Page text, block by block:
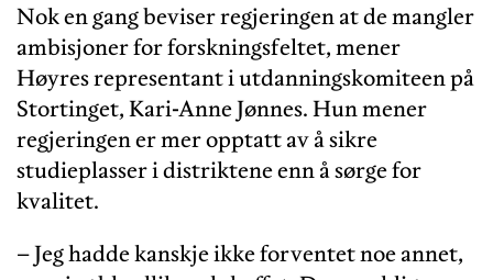
Nok en gang beviser regjeringen at de mangler
ambisjoner for forskningsfeltet, mener
Høyres representant i utdanningskomiteen på
Stortinget, Kari-Anne Jønnes. Hun mener
regjeringen er mer opptatt av å sikre
studieplasser i distriktene enn å sørge for
kvalitet.
– Jeg hadde kanskje ikke forventet noe annet,